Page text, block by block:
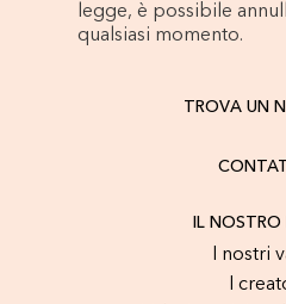
legge, è possibile
qualsiasi momento.
TROVA UN
IL NOSTRO
I nostri
I